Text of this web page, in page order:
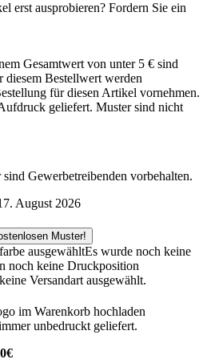
erst ausprobieren? Fordern Sie ein
Gesamtwert von unter 5 € sind
diesem Bestellwert werden
für diesen Artikel vornehmen.
geliefert. Muster sind nicht
Gewerbetreibenden vorbehalten.
August 2026
Muster!
ausgewähltEs wurde noch keine
noch keine Druckposition
Versandart ausgewählt.
im Warenkorb hochladen
unbedruckt geliefert.